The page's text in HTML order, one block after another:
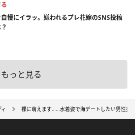
慢にイラッ。嫌われるプレ花嫁のSNS投稿
もっと見る
裸に萌えます……水着姿で海デートしたい男性芸